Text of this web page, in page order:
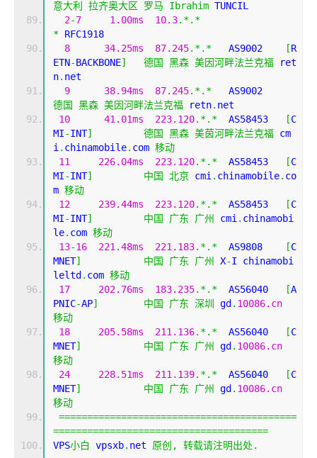
意大利
拉齐奥大区 罗马 Ibrahim TUNCIL
2-7 1.00ms 10.3.*.*
* RFC1918
8
34.25ms 87.245.*.*
   AS9002
[R
ETN-BACKBONE] 德国 黑森 美因河畔法兰克福 ret
n. net
9
38.94ms 87.245.*.*
德国
黑森 美因河畔法兰克福 retn. net
10
41.01ms 223.120.*.*
  AS58453
[C
MI-INT] 德国 黑森 美茵河畔法兰克福 cm
i . chinamobile. com 移动
11
226.04ms 223.120.*.*
  AS58453
[C
MI-INT] 中国 北京 cmi . chinamobile. co
m 移动
12
239.44ms 223.120.*.*
  AS58453
[C
MI-INT] 中国 广东 广州 cmi . chinamobi
le. com 移动
13-16 221.48ms 221.183.*.*
  AS9808
[C
MNET] 中国 广东 广州 X-I chinamobi
leltd . com 移动
17
202.76ms 183.235.*.*
  AS56040
[A
PNIC-AP] 中国 广东 深圳 gd . 10086.cn
移动
18
205.58ms 211.136.*.*
  AS56040
[C
MNET] 中国 广东 广州 gd . 10086.cn
移动
24
228.51ms 211.139.*.*
  AS56040
[C
MNET] 中国 广东 广州 gd . 10086.cn
移动
==========================================
======================================
VPS小白 vpsxb. net 原创, 转载请注明出处.